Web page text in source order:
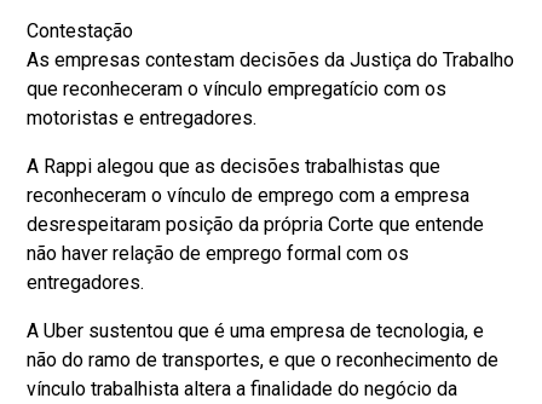
Contestação
As empresas contestam decisões da Justiça do Trabalho
que reconheceram o vínculo empregatício com os
motoristas e entregadores.
A Rappi alegou que as decisões trabalhistas que
reconheceram o vínculo de emprego com a empresa
desrespeitaram posição da própria Corte que entende
não haver relação de emprego formal com os
entregadores.
A Uber sustentou que é uma empresa de tecnologia, e
não do ramo de transportes, e que o reconhecimento de
vínculo trabalhista altera a finalidade do negócio da